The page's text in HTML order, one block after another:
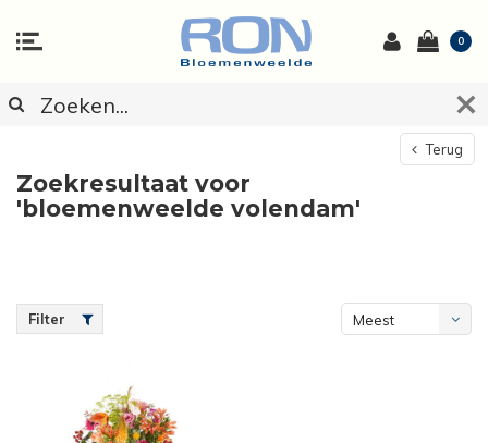
0
Terug
Zoekresultaat voor
'bloemenweelde volendam'
Filter
Meest